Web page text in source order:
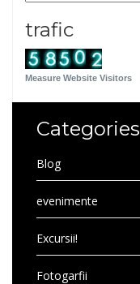
trafic
Measure Website Visitors
Categories
Blog
evenimente
Excursii!
Fotogarfii